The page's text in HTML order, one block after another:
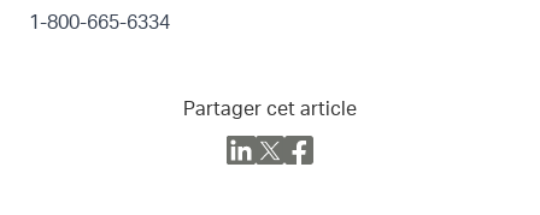
1-800-665-6334
Partager cet article